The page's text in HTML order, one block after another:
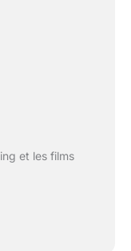
et les films